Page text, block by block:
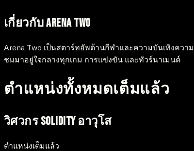
เกี่ยวกับ Arena Two
Arena Two เป็นสตาร์ทอัพด้านกีฬาและความบันเทิงคว
ชมมาอยู่ใจกลางทุกเกม การแข่งขัน และทัวร์นาเมนต์
ตำแหน่งทั้งหมดเต็มแล้ว
วิศวกร Solidity อาวุโส
ตำแหน่งเต็มแล้ว